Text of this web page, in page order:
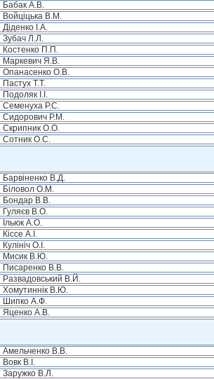
Бабак А.В.
Войціцька В.М.
Діденко І.А.
Зубач Л.Л.
Костенко П.П.
Маркевич Я.В.
Опанасенко О.В.
Пастух Т.Т.
Подоляк І.І.
Семенуха Р.С.
Сидорович Р.М.
Скрипник О.О.
Сотник О.С.
Барвіненко В.Д.
Біловол О.М.
Бондар В.В.
Гуляєв В.О.
Ільюк А.О.
Кіссе А.І.
Кулініч О.І.
Мисик В.Ю.
Писаренко В.В.
Развадовський В.Й.
Хомутиннік В.Ю.
Шипко А.Ф.
Яценко А.В.
Амельченко В.В.
Вовк В.І.
Заружко В.Л.